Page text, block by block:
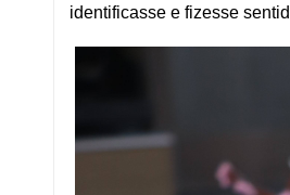
identificasse e fizesse